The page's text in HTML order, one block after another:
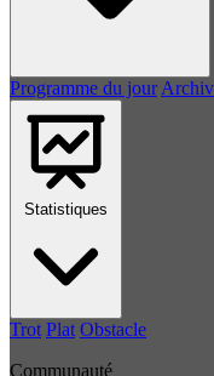
Programme du jour
Statistiques
Trot Plat Obstacle
Communauté